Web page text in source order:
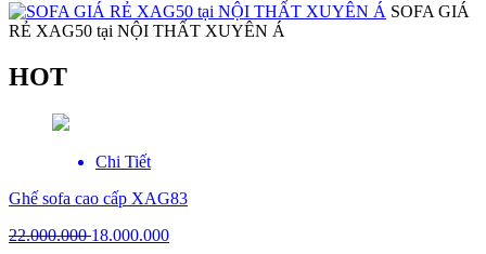
SOFA GIÁ
RẺ XAG50 tại NỘI THẤT XUYÊN Á
HOT
Chi Tiết
Ghế sofa cao cấp XAG83
22.000.00018.000.000